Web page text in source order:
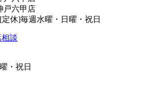
休]毎週水曜・日曜・祝日
談
・祝日